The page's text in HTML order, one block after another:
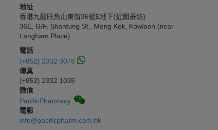
地址
香港九龍旺角山東街36號E地下(近朗豪坊)
36E, G/F, Shantung St., Mong Kok, Kowloon (near
Langham Place)
電話
(+852) 2332 0078
傳真
(+852) 2332 1035
微信
PacificPharmacy
電郵
info@pacificpharm.com.hk